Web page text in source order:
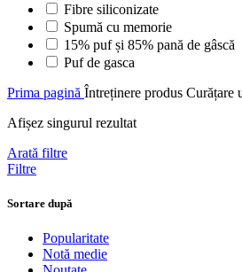
Fibre siliconizate
Spumă cu memorie
15% puf și 85% pană de gâscă
Puf de gasca
Prima pagină Întreținere produs Curățare
Afișez singurul rezultat
Arată filtre
Filtre
Sortare după
Popularitate
Notă medie